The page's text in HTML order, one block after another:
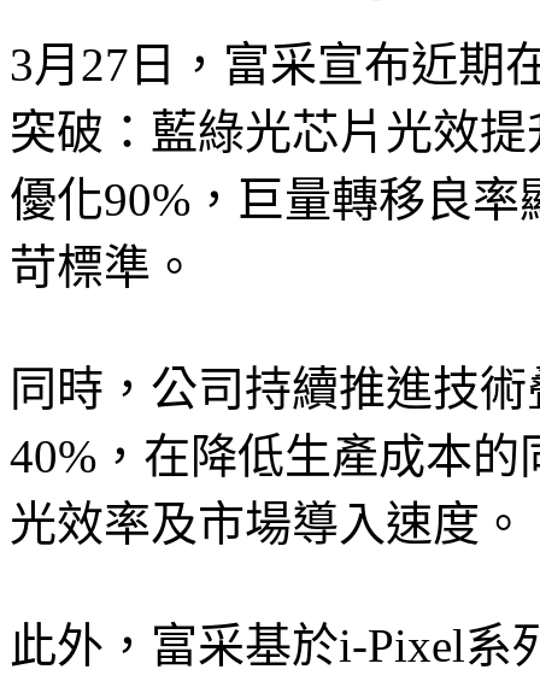
3月27日，富采宣布近期
突破：藍綠光芯片光效
優化90%，巨量轉移良
苛標準。
同時，公司持續推進技
40%，在降低生產成本
光效率及市場導入速度。
此外，富采基於i-Pixel系